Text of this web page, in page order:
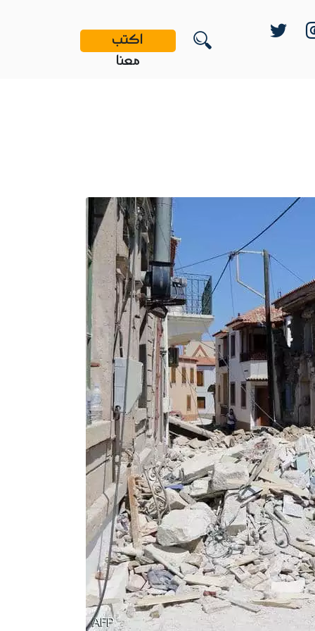
اكتب
معنا